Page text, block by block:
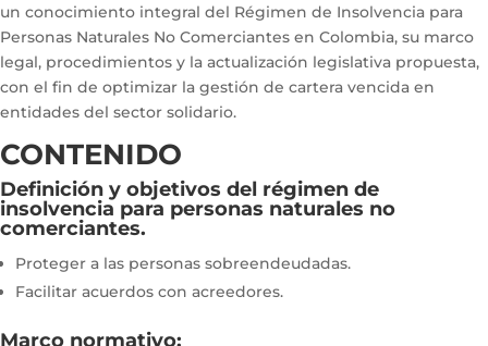
un conocimiento integral del Régimen de Insolvencia para
Personas Naturales No Comerciantes en Colombia, su marco
legal, procedimientos y la actualización legislativa propuesta,
con el fin de optimizar la gestión de cartera vencida en
entidades del sector solidario.
CONTENIDO
Definición y objetivos del régimen de
insolvencia para personas naturales no
comerciantes.
Proteger a las personas sobreendeudadas.
Facilitar acuerdos con acreedores.
Marco normativo: